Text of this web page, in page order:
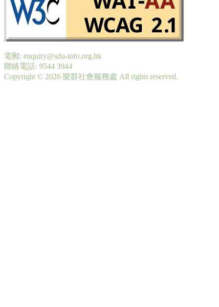
電郵: enquiry@sdu-info.org.hk
聯絡電話: 9544 3944
Copyright © 2026 樂群社會服務處 All rights reserved.